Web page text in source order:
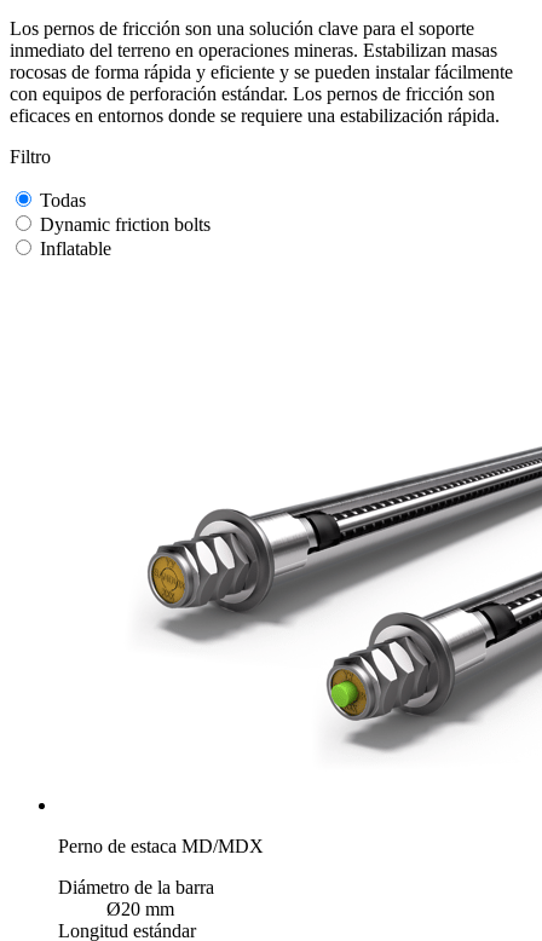
Los pernos de fricción son una solución clave para el soporte
inmediato del terreno en operaciones mineras. Estabilizan masas
rocosas de forma rápida y eficiente y se pueden instalar fácilmente
con equipos de perforación estándar. Los pernos de fricción son
eficaces en entornos donde se requiere una estabilización rápida.
Filtro
Todas
Dynamic friction bolts
Inflatable
Perno de estaca MD/MDX
Diámetro de la barra
Ø20 mm
Longitud estándar